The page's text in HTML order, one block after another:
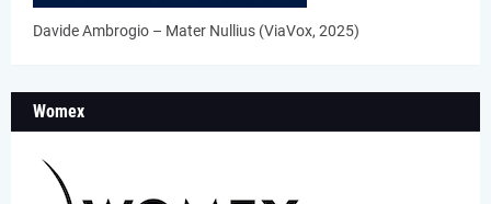
Davide Ambrogio – Mater Nullius (ViaVox, 2025)
Womex